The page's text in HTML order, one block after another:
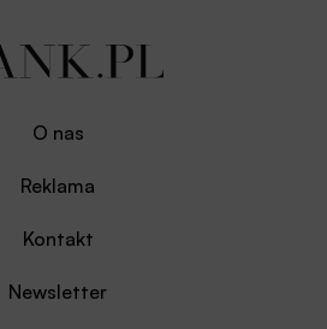
O nas
Reklama
Kontakt
Newsletter